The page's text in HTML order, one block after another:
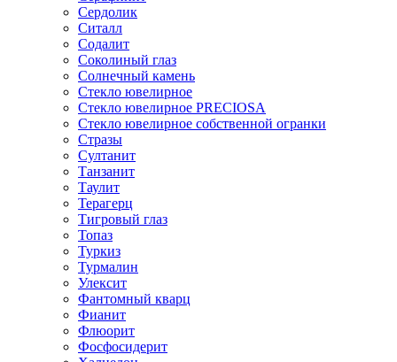
Сердолик
Ситалл
Содалит
Соколиный глаз
Солнечный камень
Стекло ювелирное
Стекло ювелирное PRECIOSA
Стекло ювелирное собственной огранки
Стразы
Султанит
Танзанит
Таулит
Терагерц
Тигровый глаз
Топаз
Туркиз
Турмалин
Улексит
Фантомный кварц
Фианит
Флюорит
Фосфосидерит